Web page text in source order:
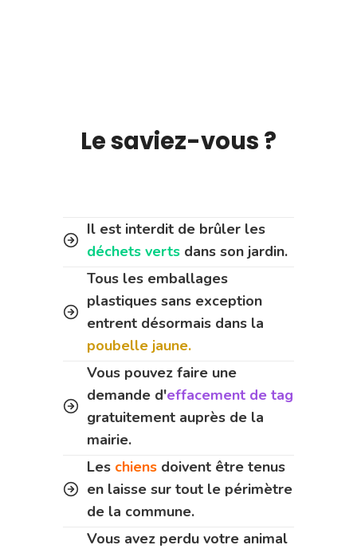
Le saviez-vous ?
Il est interdit de brûler les
déchets verts dans son jardin.
Tous les emballages
plastiques sans exception
entrent désormais dans la
poubelle jaune.
Vous pouvez faire une
demande d'effacement de tag
gratuitement auprès de la
mairie.
Les chiens doivent être tenus
en laisse sur tout le périmètre
de la commune.
Vous avez perdu votre animal